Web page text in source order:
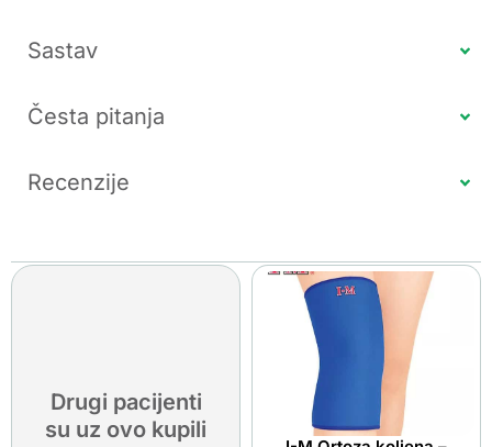
Sastav
Česta pitanja
Recenzije
Drugi pacijenti
su uz ovo kupili